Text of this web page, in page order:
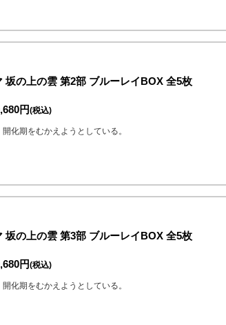
坂の上の雲 第2部 ブルーレイBOX 全5枚
円(税込)
化期をむかえようとしている。
坂の上の雲 第3部 ブルーレイBOX 全5枚
円(税込)
化期をむかえようとしている。